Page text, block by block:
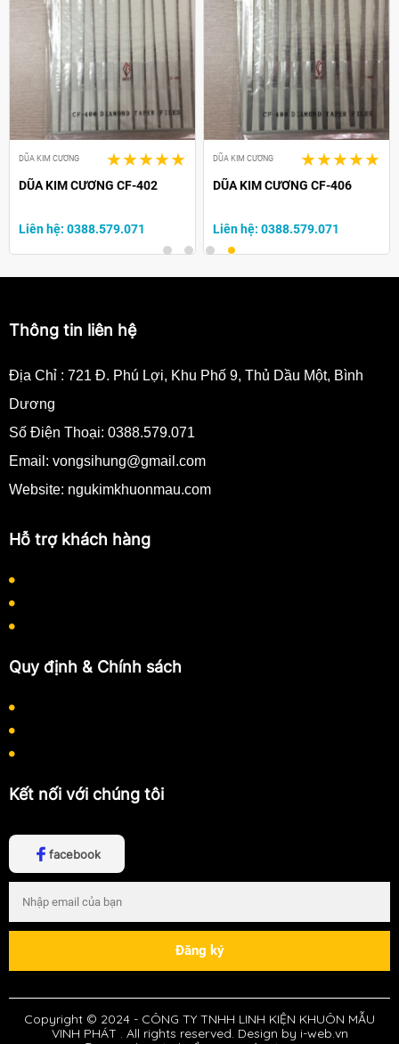
DŨA KIM CƯƠNG
DŨA KIM CƯƠNG CF-402
Liên hệ: 0388.579.071
DŨA KIM CƯƠNG
DŨA KIM CƯƠNG CF-406
Liên hệ: 0388.579.071
Thông tin liên hệ
Địa Chỉ : 721 Đ. Phú Lợi, Khu Phố 9, Thủ Dầu Một, Bình
Dương
Số Điện Thoại: 0388.579.071
Email: vongsihung@gmail.com
Website: ngukimkhuonmau.com
Hỗ trợ khách hàng
Quy định & Chính sách
Kết nối với chúng tôi
facebook
Copyright © 2024 - CÔNG TY TNHH LINH KIỆN KHUÔN MẪU
VINH PHÁT . All rights reserved. Design by i-web.vn